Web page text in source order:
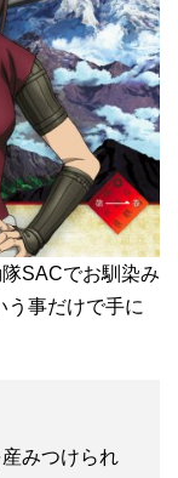
SACでお馴染み
う事だけで手に
みつけられ